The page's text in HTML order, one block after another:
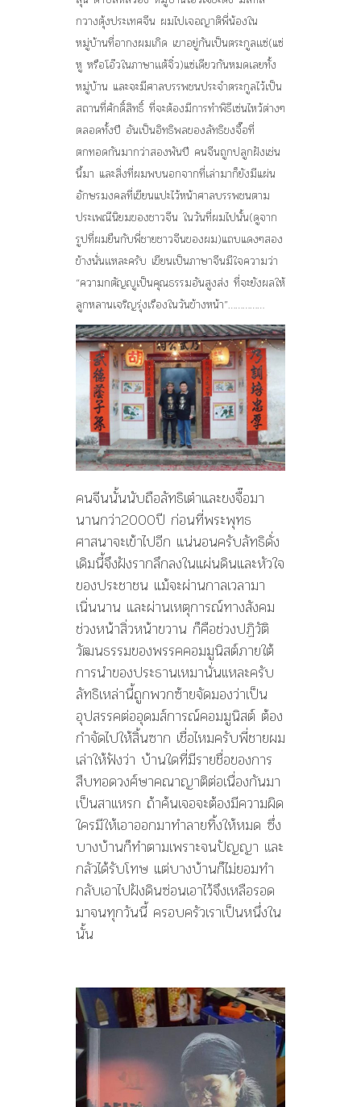
กวางตุ้งประเทศจีน ผมไปเจอญาติพี่น้องใน
หมู่บ้านที่อากงผมเกิด เขาอยู่กันเป็นตระกูลเเซ่(แซ่
หู หรือโอ๊วในภาษาเเต้จิ๋ว)แซ่เดียวกันหมดเลยทั้ง
หมู่บ้าน และจะมีศาลบรรพชนประจำตระกูลไว้เป็น
สถานที่ศักดิ์สิทธิ์ ที่จะต้องมีการทำพิธีเซ่นไหว้ต่างๆ
ตลอดทั้งปี อันเป็นอิทธิพลของลัทธิขงจื๊อที่
ตกทอดกันมากว่าสองพันปี คนจีนถูกปลูกฝังเช่น
นี้มา และสิ่งที่ผมพบนอกจากที่เล่ามาก็ยังมีแผ่น
อักษรมงคลที่เขียนแปะไว้หน้าศาลบรรพชนตาม
ประเพณีนิยมของชาวจีน ในวันที่ผมไปนั้น(ดูจาก
รูปที่ผมยืนกับพี่ชายชาวจีนของผม)แถบแดงๆสอง
ข้างนั่นเเหละครับ เขียนเป็นภาษาจีนมีใจความว่า
“ความกตัญญูเป็นคุณธรรมอันสูงส่ง ที่จะยังผลให้
ลูกหลานเจริญรุ่งเรืองในวันข้างหน้า”……………
คนจีนนั้นนับถือลัทธิเต๋าและขงจื๊อมา
นานกว่า2000ปี ก่อนที่พระพุทธ
ศาสนาจะเข้าไปอีก แน่นอนครับลัทธิดั่ง
เดิมนี้จึงฝังรากลึกลงในแผ่นดินและหัวใจ
ของประชาชน แม้จะผ่านกาลเวลามา
เนิ่นนาน และผ่านเหตุการณ์ทางสังคม
ช่วงหน้าสิ่วหน้าขวาน ก็คือช่วงปฏิวัติ
วัฒนธรรมของพรรคคอมมูนิสต์ภายใต้
การนำของประธานเหมานั่นเเหละครับ
ลัทธิเหล่านี้ถูกพวกซ้ายจัดมองว่าเป็น
อุปสรรคต่ออุดมส์การณ์คอมมูนิสต์ ต้อง
กำจัดไปให้สิ้นซาก เชื่อไหมครับพี่ชายผม
เล่าให้ฟังว่า บ้านใดที่มีรายชื่อของการ
สืบทอดวงศ์ษาคณาญาติต่อเนื่องกันมา
เป็นสาเเหรก ถ้าค้นเจอจะต้องมีความผิด
ใครมีให้เอาออกมาทำลายทิ้งให้หมด ซึ่ง
บางบ้านก็ทำตามเพราะจนปัญญา เเละ
กลัวได้รับโทษ แต่บางบ้านก็ไม่ยอมทำ
กลับเอาไปฝังดินซ่อนเอาไว้จึงเหลือรอด
มาจนทุกวันนี้ ครอบครัวเราเป็นหนึ่งใน
นั้น